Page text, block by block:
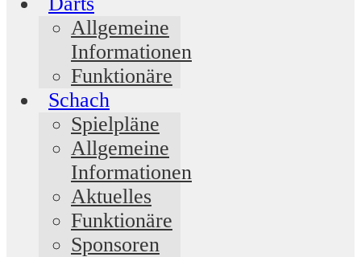
Allgemeine
Informationen
Funktionäre
Schach
Spielpläne
Allgemeine
Informationen
Aktuelles
Funktionäre
Sponsoren